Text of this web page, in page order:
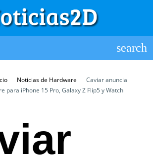
Noticias de Hardware
Caviar anuncia
para iPhone 15 Pro, Galaxy Z Flip5 y Watch